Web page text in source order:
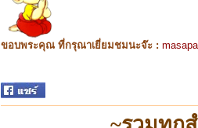
ขอบพระคุณ ที่กรุณาเยี่ยมชมนะจ๊ะ :